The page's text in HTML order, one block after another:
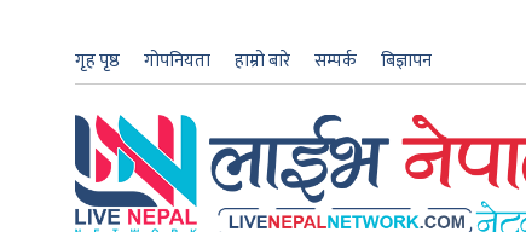
गृह पृष्ठ गोपनियता हाम्रो बारे सम्पर्क बिज्ञापन